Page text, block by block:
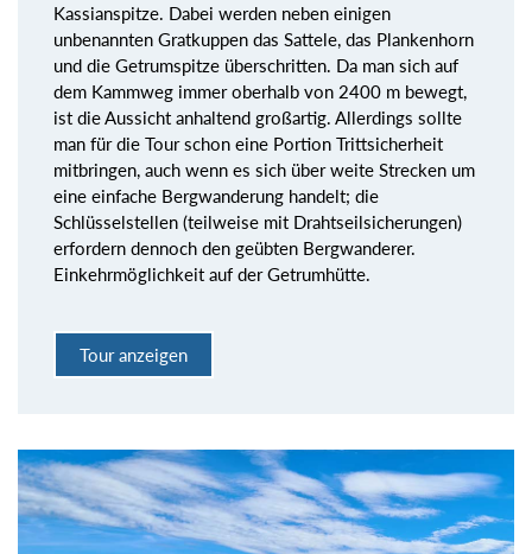
Kassianspitze. Dabei werden neben einigen
unbenannten Gratkuppen das Sattele, das Plankenhorn
und die Getrumspitze überschritten. Da man sich auf
dem Kammweg immer oberhalb von 2400 m bewegt,
ist die Aussicht anhaltend großartig. Allerdings sollte
man für die Tour schon eine Portion Trittsicherheit
mitbringen, auch wenn es sich über weite Strecken um
eine einfache Bergwanderung handelt; die
Schlüsselstellen (teilweise mit Drahtseilsicherungen)
erfordern dennoch den geübten Bergwanderer.
Einkehrmöglichkeit auf der Getrumhütte.
Tour anzeigen